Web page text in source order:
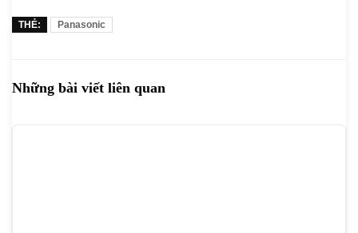
THẺ: Panasonic
Những bài viết liên quan